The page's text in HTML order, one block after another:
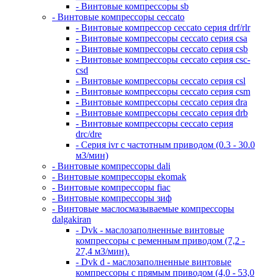
- Винтовые компрессоры sb
- Винтовые компрессоры ceccato
- Винтовые компрессор ceccato серия drf/rlr
- Винтовые компрессоры ceccato серия csa
- Винтовые компрессоры ceccato серия csb
- Винтовые компрессоры ceccato серия csc-
csd
- Винтовые компрессоры ceccato серия csl
- Винтовые компрессоры ceccato серия csm
- Винтовые компрессоры ceccato серия dra
- Винтовые компрессоры ceccato серия drb
- Винтовые компрессоры ceccato серия
drc/dre
- Серия ivr с частотным приводом (0.3 - 30.0
м3/мин)
- Винтовые компрессоры dali
- Винтовые компрессоры ekomak
- Винтовые компрессоры fiac
- Винтовые компрессоры зиф
- Винтовые маслосмазываемые компрессоры
dalgakiran
- Dvk - маслозаполненные винтовые
компрессоры с ременным приводом (7,2 -
27,4 м3/мин).
- Dvk d - маслозаполненные винтовые
компрессоры с прямым приводом (4,0 - 53,0